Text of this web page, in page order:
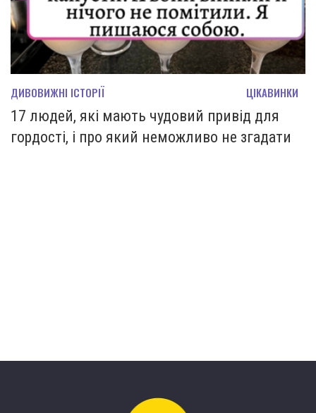
ДИВОВИЖНІ ІСТОРІЇ ЦІКАВИНКИ
17 людей, які мають чудовий привід для
гордості, і про який неможливо не згадати